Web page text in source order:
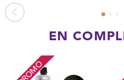
EN
PROMO